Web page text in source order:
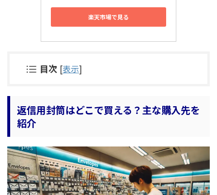
楽天市場で見る
目次 [表示]
返信用封筒はどこで買える？主な購入先を
紹介